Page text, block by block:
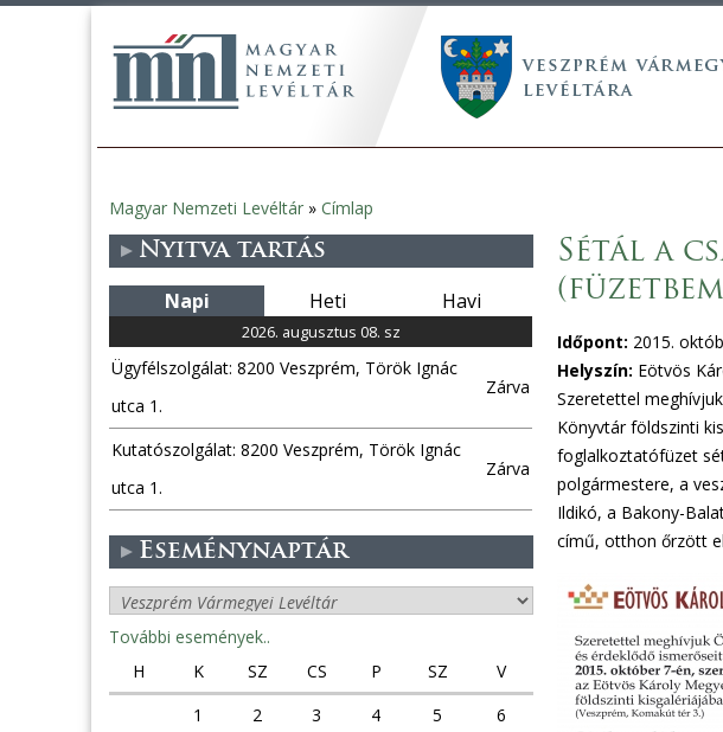
Jelenlegi
hely
Magyar Nemzeti Levéltár » Címlap
Sétál a
Időpont: 2015.
Helyszín: Eötvös
Szeretettel
Könyvtár földszinti
foglalkoztatófüzet
polgármestere, a
Ildikó, a Bakony-
című, otthon őrzött
Nyitva tartás
Napi Heti Havi
2026. augusztus 08. sz
Ügyfélszolgálat: 8200 Veszprém, Török Ignác
utca 1.
Zárva
Kutatószolgálat: 8200 Veszprém, Török Ignác
utca 1.
Zárva
Eseménynaptár
További események..
H
K SZ CS P SZ
V
1
2 3 4 5
6